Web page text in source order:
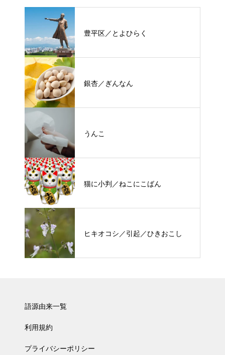
豊平区／とよひらく
銀杏／ぎんなん
うんこ
猫に小判／ねこにこばん
ヒキオコシ／引起／ひきおこし
語源由来一覧
利用規約
プライバシーポリシー